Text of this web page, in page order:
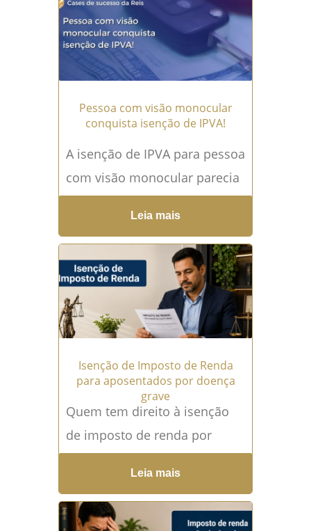
Leia mais →
Pessoa com visão monocular
conquista isenção de IPVA!
A isenção de IPVA para pessoa
com visão monocular parecia
distante para I.H.S.A. Mesmo
apresentando documentos
médicos que demonstravam
comprometimento grave da
visão...
Leia mais →
Leia mais
Isenção de Imposto de Renda
para aposentados por doença
grave
Quem tem direito à isenção
de imposto de renda por
doença grave? A Isenção de
Imposto para aposentados e
pensionistas acometidos
Leia mais